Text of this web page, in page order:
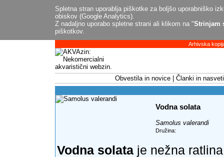
Spletna stran uporablja piškotke za boljšo uporabniško
obiskov (Google Analytics).
Z nadaljno uporabo spletne strani ali klikom na "Strinjam
piškotkov.
Arhivska
Obvestila in novice Članki in nasveti
Vodna solata
Samolus valerandi
Družina:
Vodna solata je nežna